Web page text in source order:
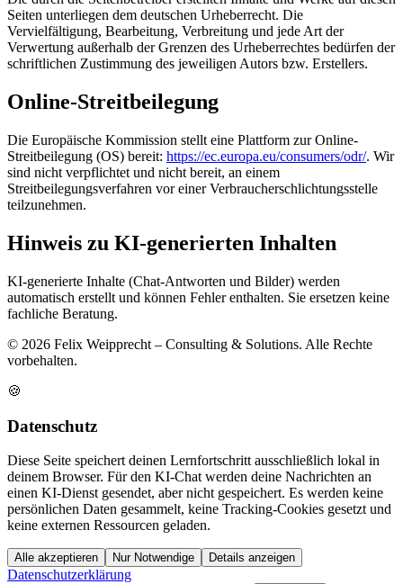
Seiten unterliegen dem deutschen Urheberrecht. Die
Vervielfältigung, Bearbeitung, Verbreitung und jede Art der
Verwertung außerhalb der Grenzen des Urheberrechtes bedürfen der
schriftlichen Zustimmung des jeweiligen Autors bzw. Erstellers.
Online-Streitbeilegung
Die Europäische Kommission stellt eine Plattform zur Online-
Streitbeilegung (OS) bereit: https://ec.europa.eu/consumers/odr/. Wir
sind nicht verpflichtet und nicht bereit, an einem
Streitbeilegungsverfahren vor einer Verbraucherschlichtungsstelle
teilzunehmen.
Hinweis zu KI-generierten Inhalten
KI-generierte Inhalte (Chat-Antworten und Bilder) werden
automatisch erstellt und können Fehler enthalten. Sie ersetzen keine
fachliche Beratung.
© 2026 Felix Weipprecht – Consulting & Solutions. Alle Rechte
vorbehalten.
🍪
Datenschutz
Diese Seite speichert deinen Lernfortschritt ausschließlich lokal in
deinem Browser. Für den KI-Chat werden deine Nachrichten an
einen KI-Dienst gesendet, aber nicht gespeichert. Es werden keine
persönlichen Daten gesammelt, keine Tracking-Cookies gesetzt und
keine externen Ressourcen geladen.
Alle akzeptieren Nur Notwendige Details anzeigen
Datenschutzerklärung